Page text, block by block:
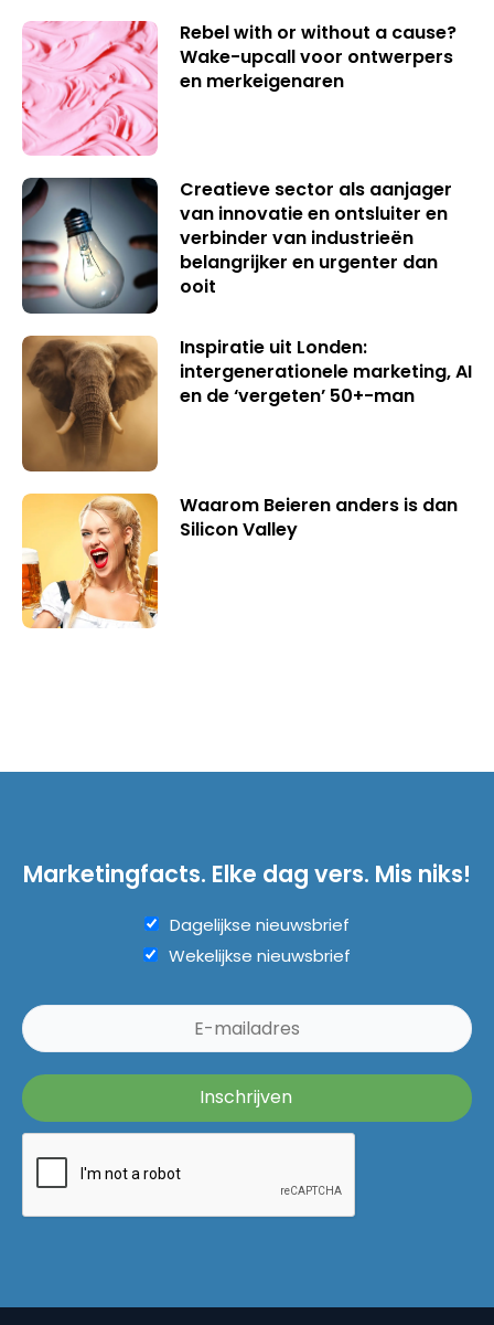
Rebel with or without a cause?
Wake-upcall voor ontwerpers
en merkeigenaren
Creatieve sector als aanjager
van innovatie en ontsluiter en
verbinder van industrieën
belangrijker en urgenter dan
ooit
Inspiratie uit Londen:
intergenerationele marketing, AI
en de ‘vergeten’ 50+-man
Waarom Beieren anders is dan
Silicon Valley
Marketingfacts. Elke dag vers. Mis niks!
Dagelijkse nieuwsbrief
Wekelijkse nieuwsbrief